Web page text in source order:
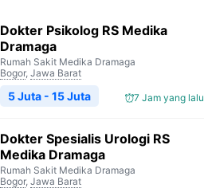
Dokter Psikolog RS Medika
Dramaga
Rumah Sakit Medika Dramaga
Bogor, Jawa Barat
7 Jam yang lalu
5 Juta - 15 Juta
Dokter Spesialis Urologi RS
Medika Dramaga
Rumah Sakit Medika Dramaga
Bogor, Jawa Barat